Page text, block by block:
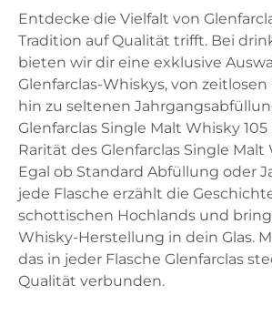
Entdecke die Vielfalt von
Tradition auf Qualität trifft. Bei
bieten wir dir eine exklusive
Glenfarclas-Whiskys, von zeitlosen
hin zu seltenen
Glenfarclas Single Malt Whisky
Rarität des Glenfarclas Single Malt
Egal ob Standard Abfüllung oder
jede Flasche erzählt die
schottischen Hochlands und
Whisky-Herstellung in dein Glas.
das in jeder Flasche Glenfarclas
Qualität verbunden.